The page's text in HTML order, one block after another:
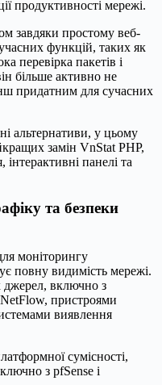
продуктивності мережі.
завдяки простому веб-
функцій, таких як
перевірка пакетів і
більше активно не
придатним для сучасних
альтернативи, у цьому
замін VnStat PHP,
панелі та
та безпеки
моніторингу
повну видимість мережі.
джерел, включно з
пристроями
виявлення
сумісності,
з pfSense і